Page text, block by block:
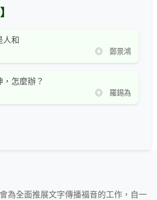
人和
◎ 鄭景鴻
，怎麼辦？
◎ 羅錫為
為全面推展文字傳播福音的工作，自一